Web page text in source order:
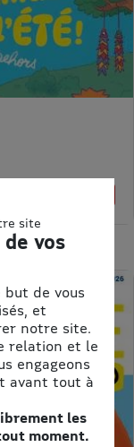
site
de vos
but de vous
et
notre site.
relation et le
engageons
avant tout à
les
moment.